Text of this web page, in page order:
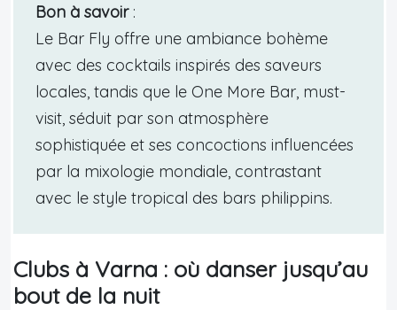
Bon à savoir:
Le Bar Fly offre une ambiance bohème
avec des cocktails inspirés des saveurs
locales, tandis que le One More Bar, must-
visit, séduit par son atmosphère
sophistiquée et ses concoctions influencées
par la mixologie mondiale, contrastant
avec le style tropical des bars philippins.
Clubs à Varna : où danser jusqu’au
bout de la nuit